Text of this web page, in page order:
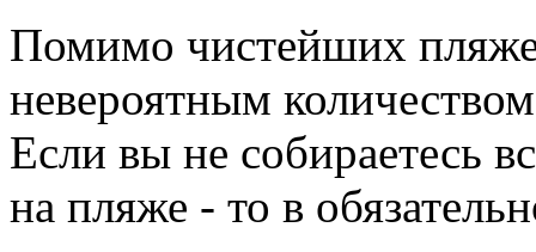
Помимо чистейших
невероятным
Если вы не собираетесь
на пляже - то в